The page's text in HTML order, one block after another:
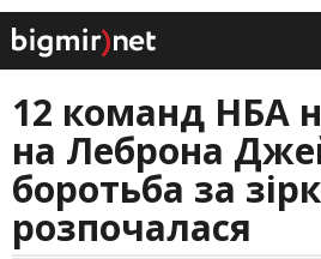
12 команд НБА
на Леброна
боротьба за
розпочалася